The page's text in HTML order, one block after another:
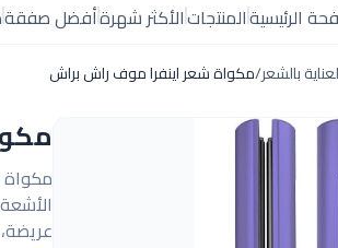
الرئيسيةالمنتجاتالأكثر شهرةأفضل صفقة
بالشعر/مكواة شعر اينفرا موف راش براش